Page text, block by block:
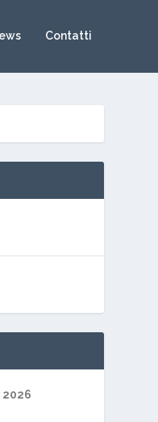
Contatti
2026